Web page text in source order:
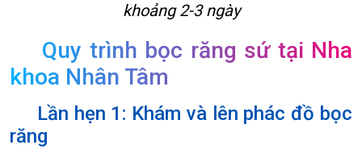
khoảng 2-3 ngày
Quy trình bọc răng sứ tại Nha
khoa Nhân Tâm
Lần hẹn 1: Khám và lên phác đồ bọc
răng